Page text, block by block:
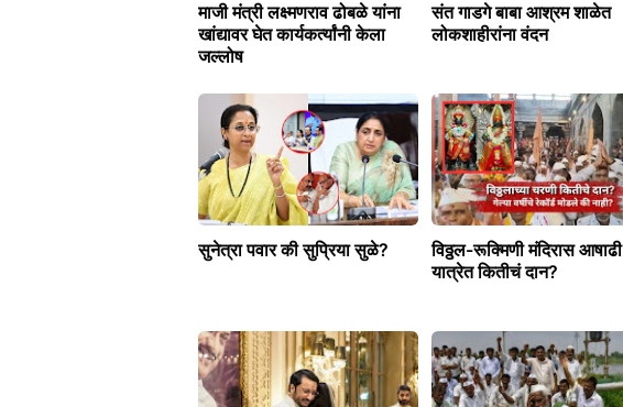
माजी मंत्री लक्ष्मणराव ढोबळे यांना
खांद्यावर घेत कार्यकर्त्यांनी केला
जल्लोष
संत गाडगे बाबा आश्रम शाळेत
लोकशाहीरांना वंदन
सुनेत्रा पवार की सुप्रिया सुळे?
विठ्ठल-रूक्मिणी मंदिरास आषाढी
यात्रेत कितीचं दान?